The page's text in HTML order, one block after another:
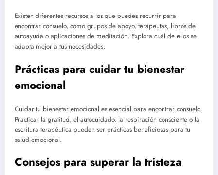
Existen diferentes recursos a los que puedes recurrir para
encontrar consuelo, como grupos de apoyo, terapeutas, libros de
autoayuda o aplicaciones de meditación. Explora cuál de ellos se
adapta mejor a tus necesidades.
Prácticas para cuidar tu bienestar
emocional
Cuidar tu bienestar emocional es esencial para encontrar consuelo.
Practicar la gratitud, el autocuidado, la respiración consciente o la
escritura terapéutica pueden ser prácticas beneficiosas para tu
salud emocional.
Consejos para superar la tristeza